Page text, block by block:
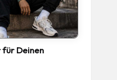
Deinen